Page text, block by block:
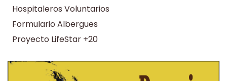
Hospitaleros Voluntarios
Formulario Albergues
Proyecto LifeStar +20